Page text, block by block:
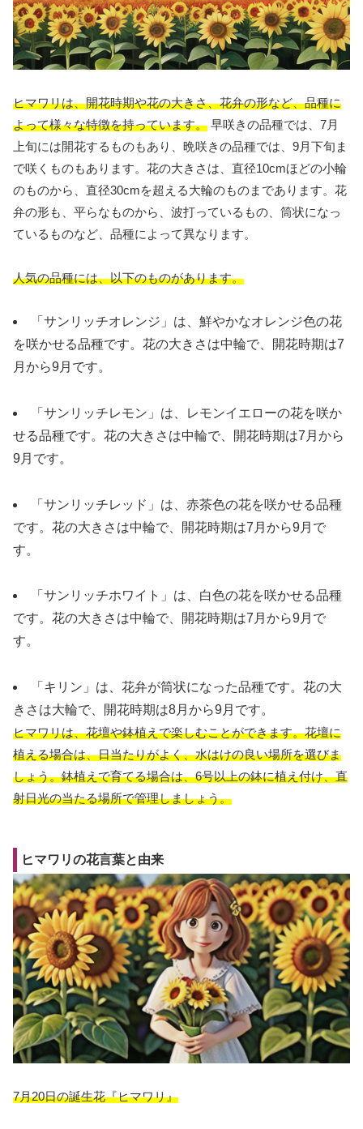
ヒマワリは、開花時期や花の大きさ、花弁の形など、品種に
よって様々な特徴を持っています。 早咲きの品種では、7月
上旬には開花するものもあり、晩咲きの品種では、9月下旬ま
で咲くものもあります。花の大きさは、直径10cmほどの小輪
のものから、直径30cmを超える大輪のものまであります。花
弁の形も、平らなものから、波打っているもの、筒状になっ
ているものなど、品種によって異なります。
人気の品種には、以下のものがあります。
「サンリッチオレンジ」は、鮮やかなオレンジ色の花
を咲かせる品種です。花の大きさは中輪で、開花時期は7
月から9月です。
「サンリッチレモン」は、レモンイエローの花を咲か
せる品種です。花の大きさは中輪で、開花時期は7月から
9月です。
「サンリッチレッド」は、赤茶色の花を咲かせる品種
です。花の大きさは中輪で、開花時期は7月から9月で
す。
「サンリッチホワイト」は、白色の花を咲かせる品種
です。花の大きさは中輪で、開花時期は7月から9月で
す。
「キリン」は、花弁が筒状になった品種です。花の大
きさは大輪で、開花時期は8月から9月です。
ヒマワリは、花壇や鉢植えで楽しむことができます。花壇に
植える場合は、日当たりがよく、水はけの良い場所を選びま
しょう。鉢植えで育てる場合は、6号以上の鉢に植え付け、直
射日光の当たる場所で管理しましょう。
ヒマワリの花言葉と由来
7月20日の誕生花『ヒマワリ』